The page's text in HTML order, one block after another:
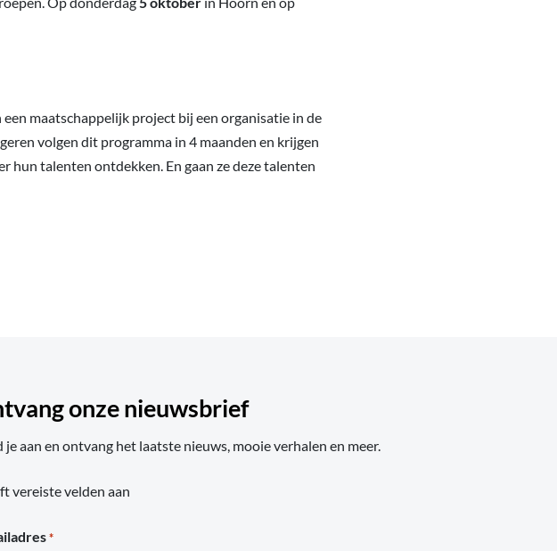
maatschappelijk project bij een organisatie in de
volgen dit programma in 4 maanden en krijgen
hun talenten ontdekken. En gaan ze deze talenten
onze nieuwsbrief
je aan en ontvang het laatste nieuws, mooie verhalen en meer.
vereiste velden aan
*